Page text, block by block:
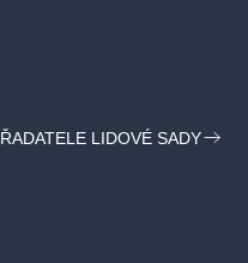
LIDOVÉ SADY